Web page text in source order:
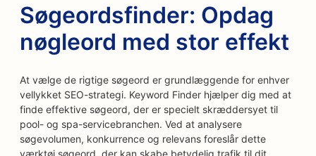
Søgeordsfinder: Opdag
nøgleord med stor effekt
At vælge de rigtige søgeord er grundlæggende for enhver
vellykket SEO-strategi. Keyword Finder hjælper dig med at
finde effektive søgeord, der er specielt skræddersyet til
pool- og spa-servicebranchen. Ved at analysere
søgevolumen, konkurrence og relevans foreslår dette
værktøj søgeord, der kan skabe betydelig trafik til dit